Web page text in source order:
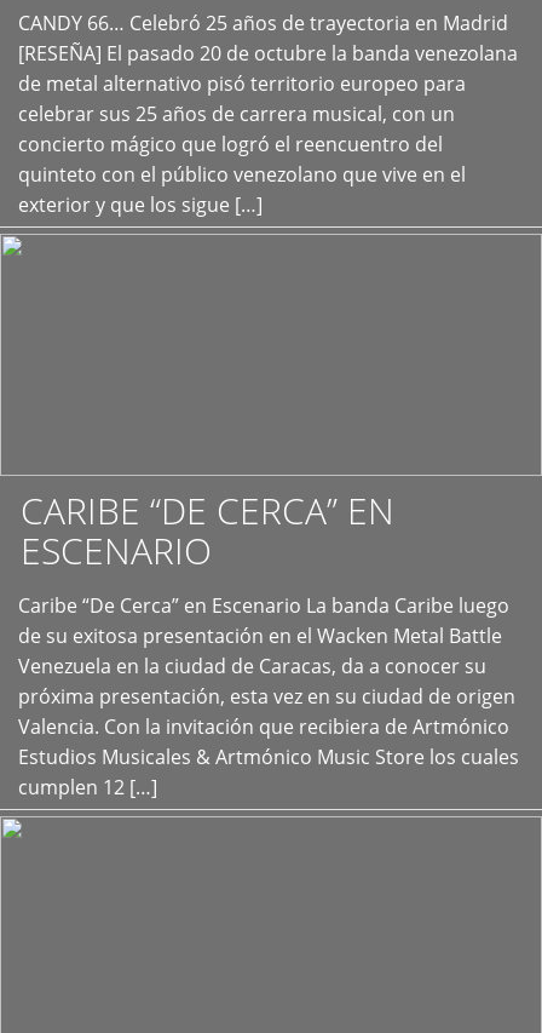
CANDY 66… Celebró 25 años de trayectoria en Madrid
[RESEÑA] El pasado 20 de octubre la banda venezolana
de metal alternativo pisó territorio europeo para
celebrar sus 25 años de carrera musical, con un
concierto mágico que logró el reencuentro del
quinteto con el público venezolano que vive en el
exterior y que los sigue […]
+
CARIBE “DE CERCA” EN
ESCENARIO
Caribe “De Cerca” en Escenario La banda Caribe luego
de su exitosa presentación en el Wacken Metal Battle
Venezuela en la ciudad de Caracas, da a conocer su
próxima presentación, esta vez en su ciudad de origen
Valencia. Con la invitación que recibiera de Artmónico
Estudios Musicales & Artmónico Music Store los cuales
cumplen 12 […]
+